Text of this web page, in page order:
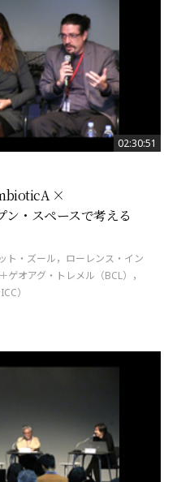
02:30:51
×
・スペースで考える
ト・ズール，ローレンス・イン
オアグ・トレメル（BCL），
）